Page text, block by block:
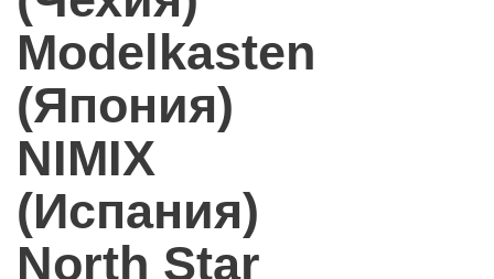
Modelkasten
(Япония)
NIMIX
(Испания)
North Star